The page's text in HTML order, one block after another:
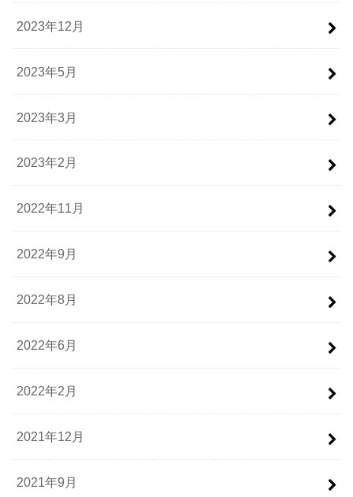
2023年12月
2023年5月
2023年3月
2023年2月
2022年11月
2022年9月
2022年8月
2022年6月
2022年2月
2021年12月
2021年9月